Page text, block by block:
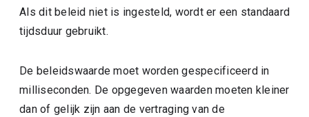
Als dit beleid niet is ingesteld, wordt er een standaard
tijdsduur gebruikt.
De beleidswaarde moet worden gespecificeerd in
milliseconden. De opgegeven waarden moeten kleiner
dan of gelijk zijn aan de vertraging van de